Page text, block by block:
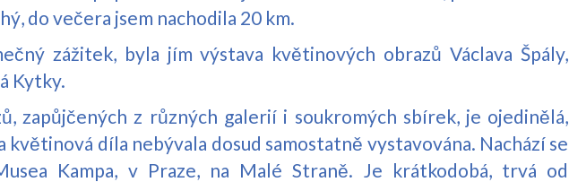
do večera jsem nachodila 20 km.
zážitek, byla jím výstava květinových obrazů Václava Špály,
Kytky.
zapůjčených z různých galerií i soukromých sbírek, je ojedinělá,
květinová díla nebývala dosud samostatně vystavována. Nachází se
Kampa, v Praze, na Malé Straně. Je krátkodobá, trvá od